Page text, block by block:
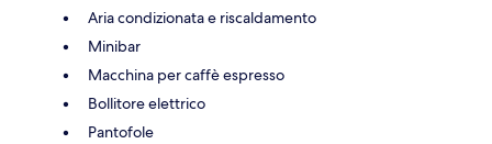
Aria condizionata e riscaldamento
Minibar
Macchina per caffè espresso
Bollitore elettrico
Pantofole